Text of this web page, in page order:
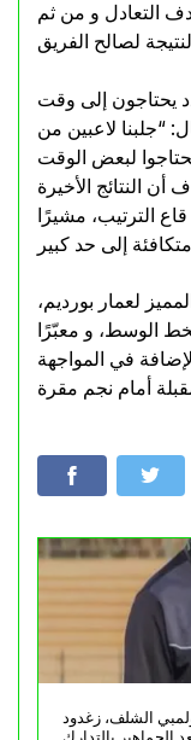
التعادل و من ثم
يحتاجون إلى وقت
“جلبنا لاعبين من
لبعض الوقت
النتائج الأخيرة
الترتيب، مشيرًا
لعمار بورديم،
الوسط، و معبّرًا
في المواجهة
الشلف، زغدود